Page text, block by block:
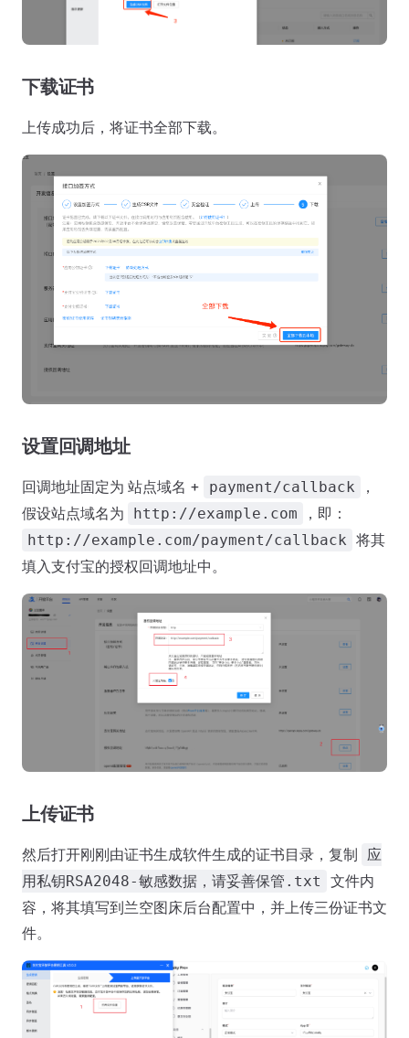
下载证书
上传成功后，将证书全部下载。
设置回调地址
回调地址固定为 站点域名 + payment/callback
，
假设站点域名为
http://example.com ，即：
http://example.com/payment/callback 将其
填入支付宝的授权回调地址中。
上传证书
然后打开刚刚由证书生成软件生成的证书目录，复制
应
用私钥RSA2048-敏感数据，请妥善保管.txt
文件内
容，将其填写到兰空图床后台配置中，并上传三份证书文
件。